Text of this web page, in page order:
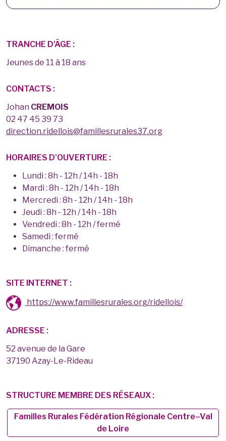
TRANCHE D'ÂGE :
Jeunes de 11 à 18 ans
CONTACTS :
Johan CREMOIS
02 47 45 39 73
direction.ridellois@famillesrurales37.org
HORAIRES D'OUVERTURE :
Lundi : 8h - 12h / 14h - 18h
Mardi : 8h - 12h / 14h - 18h
Mercredi : 8h - 12h / 14h - 18h
Jeudi : 8h - 12h / 14h - 18h
Vendredi : 8h - 12h / fermé
Samedi : fermé
Dimanche : fermé
SITE INTERNET :
https://www.famillesrurales.org/ridellois/
ADRESSE :
52 avenue de la Gare
37190 Azay-Le-Rideau
STRUCTURE MEMBRE DES RÉSEAUX :
Familles Rurales Fédération Régionale Centre–Val
de Loire